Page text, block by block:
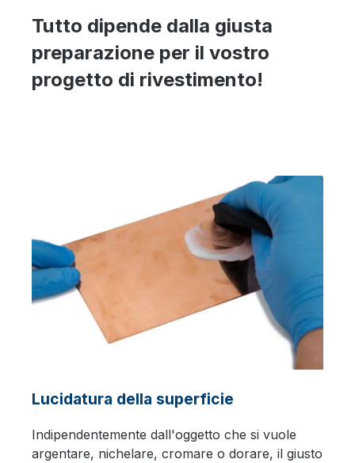
Tutto dipende dalla giusta
preparazione per il vostro
progetto di rivestimento!
Lucidatura della superficie
Indipendentemente dall'oggetto che si vuole
argentare, nichelare, cromare o dorare, il giusto